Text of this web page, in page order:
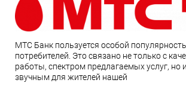
МТС Банк пользуется особой
потребителей. Это связано не только с
работы, спектром предлагаемых услуг, но
звучным для жителей нашей